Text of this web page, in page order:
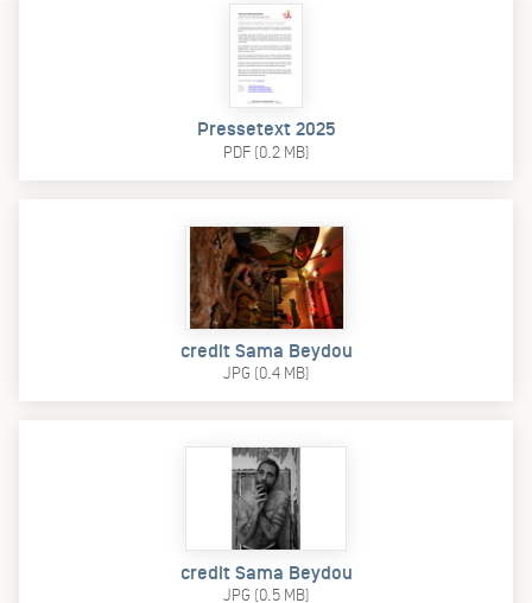
Pressetext 2025
PDF (0.2 MB)
credit Sama Beydou
JPG (0.4 MB)
credit Sama Beydou
JPG (0.5 MB)